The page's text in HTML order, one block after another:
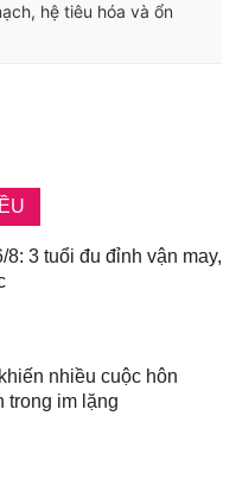
hệ tiêu hóa và ổn
8: 3 tuổi đu đỉnh vận may,
nhiều cuộc hôn
trong im lặng